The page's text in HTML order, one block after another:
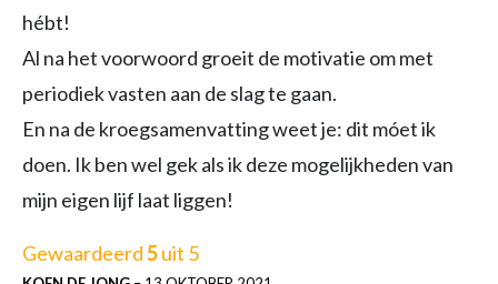
hébt!
Al na het voorwoord groeit de motivatie om met
periodiek vasten aan de slag te gaan.
En na de kroegsamenvatting weet je: dit móet ik
doen. Ik ben wel gek als ik deze mogelijkheden van
mijn eigen lijf laat liggen!
Gewaardeerd5uit 5